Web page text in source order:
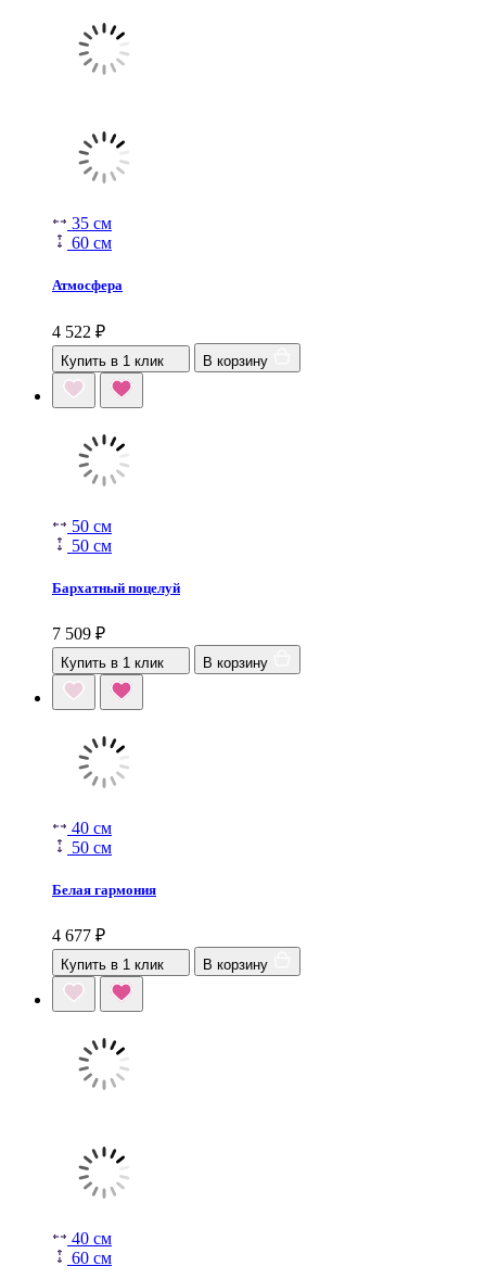
35 см
60 см
Атмосфера
4 522 ₽
Купить в 1 клик В корзину
50 см
50 см
Бархатный поцелуй
7 509 ₽
Купить в 1 клик В корзину
40 см
50 см
Белая гармония
4 677 ₽
Купить в 1 клик В корзину
40 см
60 см